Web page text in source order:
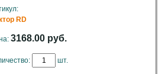
RD
3168.00 руб.
шт.